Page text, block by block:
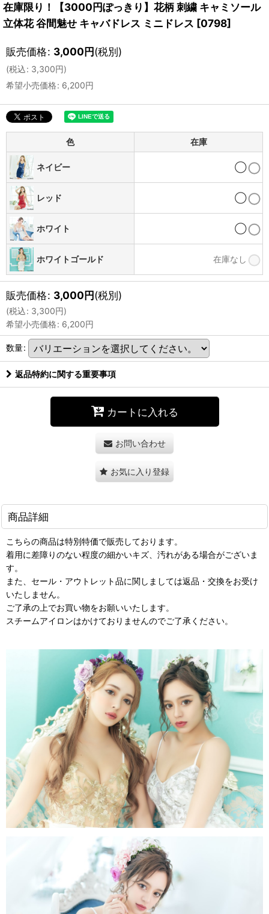
在庫限り！【3000円ぽっきり】花柄 刺繍 キャミソール
立体花 谷間魅せ キャバドレス ミニドレス [0798]
販売価格: 3,000円(税別)
(税込: 3,300円)
希望小売価格: 6,200円
色 在庫
ネイビー ◯
レッド ◯
ホワイト ◯
ホワイトゴールド 在庫なし
販売価格: 3,000円(税別)
(税込: 3,300円)
希望小売価格: 6,200円
数量:
返品特約に関する重要事項
カートに入れる
お問い合わせ
お気に入り登録
商品詳細
こちらの商品は特別特価で販売しております。
着用に差障りのない程度の細かいキズ、汚れがある場合がございま
す。
また、セール・アウトレット品に関しましては返品・交換をお受け
いたしません。
ご了承の上でお買い物をお願いいたします。
スチームアイロンはかけておりませんのでご了承ください。